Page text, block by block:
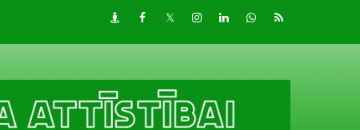
DraugiemFacebook
TwitterInstagram
LinkedInwhatsapp
RSS